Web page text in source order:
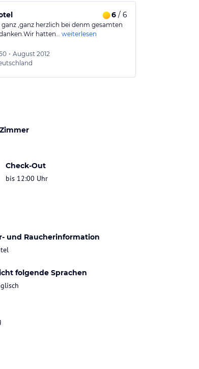
6/ 6
,ganz herzlich bei denm gesamten
hatten… weiterlesen
• August 2012
Check-Out
bis 12:00 Uhr
und Raucherinformation
folgende Sprachen